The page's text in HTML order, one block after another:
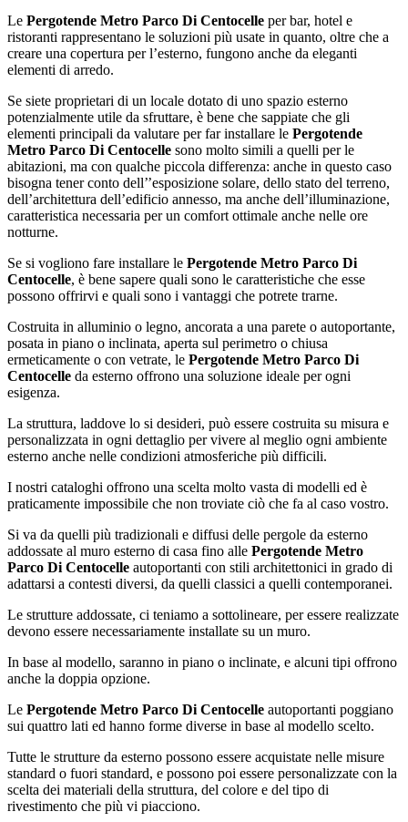
Le Pergotende Metro Parco Di Centocelle per bar, hotel e
ristoranti rappresentano le soluzioni più usate in quanto, oltre che a
creare una copertura per l’esterno, fungono anche da eleganti
elementi di arredo.
Se siete proprietari di un locale dotato di uno spazio esterno
potenzialmente utile da sfruttare, è bene che sappiate che gli
elementi principali da valutare per far installare le Pergotende
Metro Parco Di Centocelle sono molto simili a quelli per le
abitazioni, ma con qualche piccola differenza: anche in questo caso
bisogna tener conto dell’’esposizione solare, dello stato del terreno,
dell’architettura dell’edificio annesso, ma anche dell’illuminazione,
caratteristica necessaria per un comfort ottimale anche nelle ore
notturne.
Se si vogliono fare installare le Pergotende Metro Parco Di
Centocelle, è bene sapere quali sono le caratteristiche che esse
possono offrirvi e quali sono i vantaggi che potrete trarne.
Costruita in alluminio o legno, ancorata a una parete o autoportante,
posata in piano o inclinata, aperta sul perimetro o chiusa
ermeticamente o con vetrate, le Pergotende Metro Parco Di
Centocelle da esterno offrono una soluzione ideale per ogni
esigenza.
La struttura, laddove lo si desideri, può essere costruita su misura e
personalizzata in ogni dettaglio per vivere al meglio ogni ambiente
esterno anche nelle condizioni atmosferiche più difficili.
I nostri cataloghi offrono una scelta molto vasta di modelli ed è
praticamente impossibile che non troviate ciò che fa al caso vostro.
Si va da quelli più tradizionali e diffusi delle pergole da esterno
addossate al muro esterno di casa fino alle Pergotende Metro
Parco Di Centocelle autoportanti con stili architettonici in grado di
adattarsi a contesti diversi, da quelli classici a quelli contemporanei.
Le strutture addossate, ci teniamo a sottolineare, per essere realizzate
devono essere necessariamente installate su un muro.
In base al modello, saranno in piano o inclinate, e alcuni tipi offrono
anche la doppia opzione.
Le Pergotende Metro Parco Di Centocelle autoportanti poggiano
sui quattro lati ed hanno forme diverse in base al modello scelto.
Tutte le strutture da esterno possono essere acquistate nelle misure
standard o fuori standard, e possono poi essere personalizzate con la
scelta dei materiali della struttura, del colore e del tipo di
rivestimento che più vi piacciono.